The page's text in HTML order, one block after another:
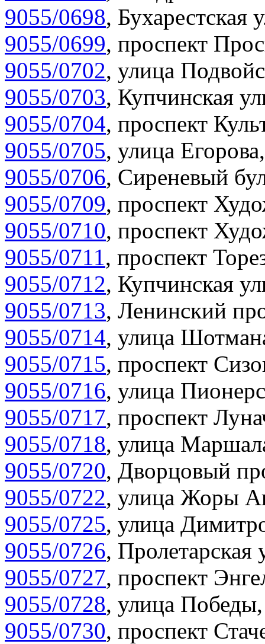
9055/0698, Бухарестская
9055/0699, проспект
9055/0702, улица
9055/0703, Купчинская
9055/0704, проспект
9055/0705, улица
9055/0706, Сиреневый
9055/0709, проспект
9055/0710, проспект
9055/0711, проспект
9055/0712, Купчинская
9055/0713, Ленинский
9055/0714, улица
9055/0715, проспект
9055/0716, улица
9055/0717, проспект
9055/0718, улица
9055/0720, Дворцовый
9055/0722, улица Жоры
9055/0725, улица
9055/0726, Пролетарская
9055/0727, проспект
9055/0728, улица
9055/0730, проспект